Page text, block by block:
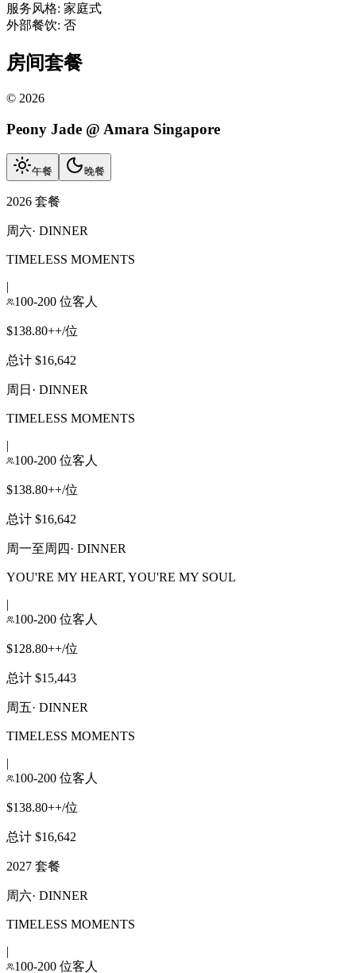
服务风格: 家庭式
外部餐饮: 否
房间套餐
© 2026
Peony Jade @ Amara Singapore
午餐 晚餐
2026 套餐
周六· DINNER
TIMELESS MOMENTS
|
100-200 位客人
$138.80++/位
总计 $16,642
周日 · DINNER
TIMELESS MOMENTS
|
100-200 位客人
$138.80++/位
总计 $16,642
周一至周四· DINNER
YOU'RE MY HEART, YOU'RE MY SOUL
|
100-200 位客人
$128.80++/位
总计 $15,443
周五· DINNER
TIMELESS MOMENTS
|
100-200 位客人
$138.80++/位
总计 $16,642
2027 套餐
周六· DINNER
TIMELESS MOMENTS
|
100-200 位客人